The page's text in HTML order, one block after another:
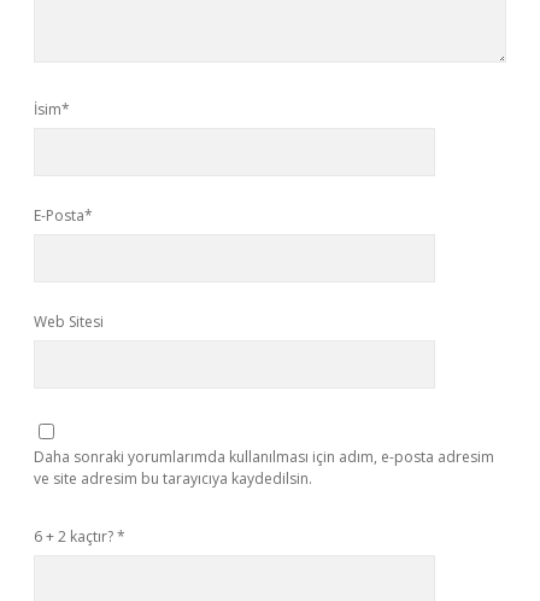
İsim*
E-Posta*
Web Sitesi
Daha sonraki yorumlarımda kullanılması için adım, e-posta adresim
ve site adresim bu tarayıcıya kaydedilsin.
6 + 2 kaçtır?*